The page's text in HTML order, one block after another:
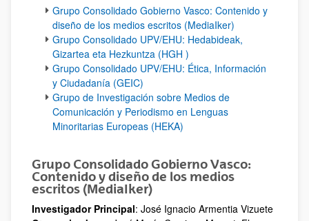
Grupo Consolidado Gobierno Vasco: Contenido y
diseño de los medios escritos (MediaIker)
Grupo Consolidado UPV/EHU: Hedabideak,
Gizartea eta Hezkuntza (HGH )
Grupo Consolidado UPV/EHU: Ética, Información
y Ciudadanía (GEIC)
Grupo de Investigación sobre Medios de
Comunicación y Periodismo en Lenguas
Minoritarias Europeas (HEKA)
Grupo Consolidado Gobierno Vasco:
Contenido y diseño de los medios
escritos (MediaIker)
Investigador Principal: José Ignacio Armentia Vizuete